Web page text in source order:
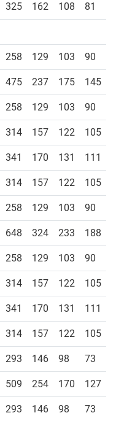
325 162 108 81
258 129 103 90
475 237 175 145
258 129 103 90
314 157 122 105
341 170 131 111
314 157 122 105
258 129 103 90
648 324 233 188
258 129 103 90
314 157 122 105
341 170 131 111
314 157 122 105
293 146 98 73
509 254 170 127
293 146 98 73